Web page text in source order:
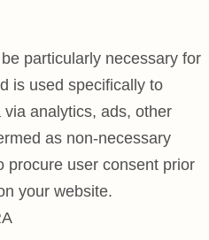
particularly necessary for
is used specifically to
analytics, ads, other
as non-necessary
procure user consent prior
your website.